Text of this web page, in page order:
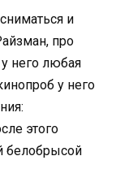
и
про
него любая
у него
этого
белобрысой